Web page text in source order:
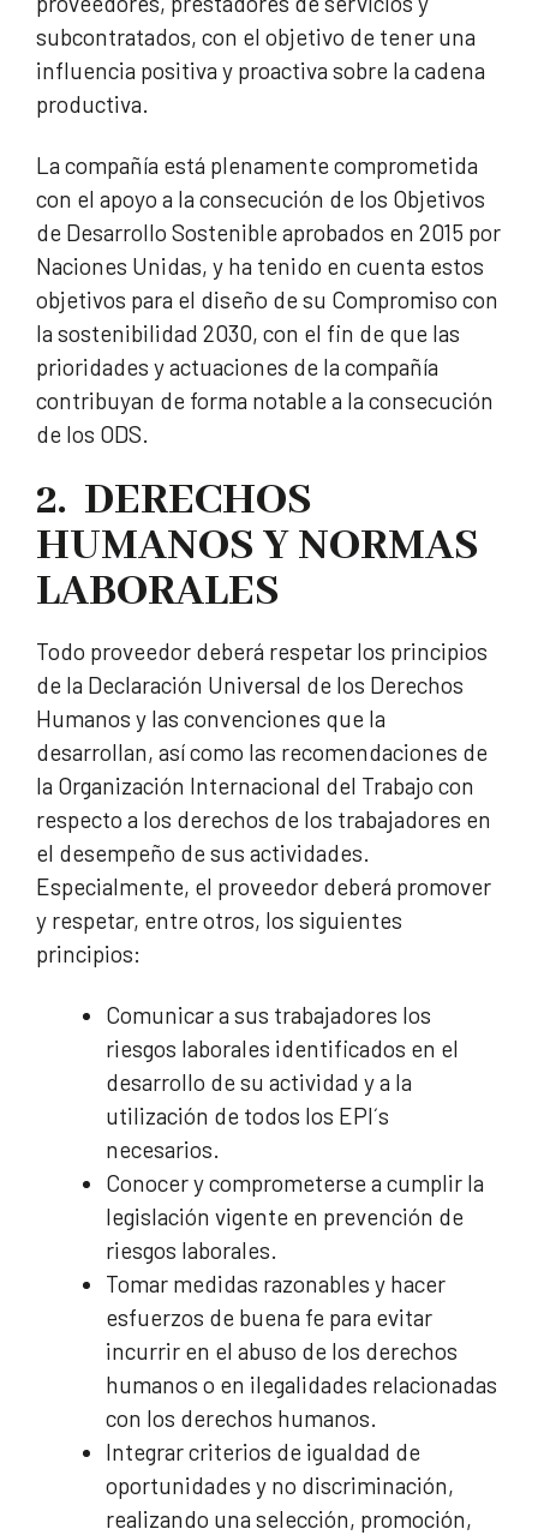
subcontratados, con el objetivo de tener una
influencia positiva y proactiva sobre la cadena
productiva.
La compañía está plenamente comprometida
con el apoyo a la consecución de los Objetivos
de Desarrollo Sostenible aprobados en 2015 por
Naciones Unidas, y ha tenido en cuenta estos
objetivos para el diseño de su Compromiso con
la sostenibilidad 2030, con el fin de que las
prioridades y actuaciones de la compañía
contribuyan de forma notable a la consecución
de los ODS.
2. DERECHOS
HUMANOS Y NORMAS
LABORALES
Todo proveedor deberá respetar los principios
de la Declaración Universal de los Derechos
Humanos y las convenciones que la
desarrollan, así como las recomendaciones de
la Organización Internacional del Trabajo con
respecto a los derechos de los trabajadores en
el desempeño de sus actividades.
Especialmente, el proveedor deberá promover
y respetar, entre otros, los siguientes
principios:
Comunicar a sus trabajadores los
riesgos laborales identificados en el
desarrollo de su actividad y a la
utilización de todos los EPI´s
necesarios.
Conocer y comprometerse a cumplir la
legislación vigente en prevención de
riesgos laborales.
Tomar medidas razonables y hacer
esfuerzos de buena fe para evitar
incurrir en el abuso de los derechos
humanos o en ilegalidades relacionadas
con los derechos humanos.
Integrar criterios de igualdad de
oportunidades y no discriminación,
realizando una selección, promoción,